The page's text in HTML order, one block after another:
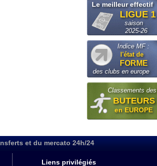
Le meilleur effectif
LIGUE 1
saison
2025-26
Indice MF :
l'état de
FORME
des clubs en europe
Classements des
BUTEURS
en EUROPE
et du mercato 24h/24
Liens privilégiés